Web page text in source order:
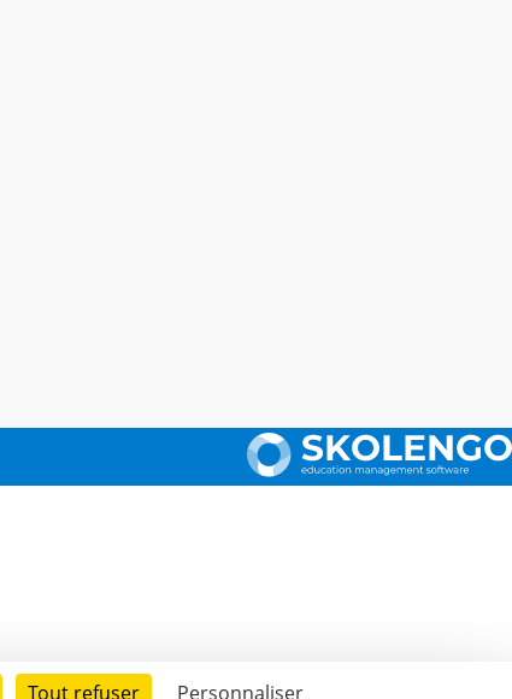
Tout refuser Personnaliser